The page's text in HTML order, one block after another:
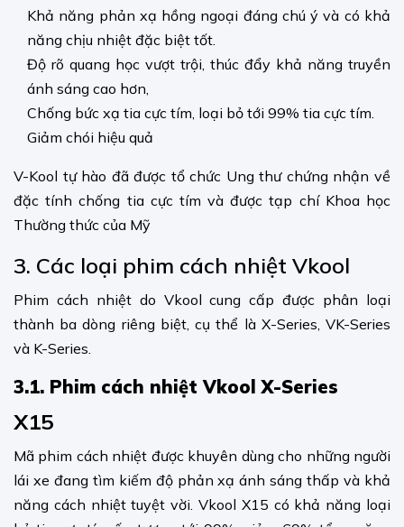
Khả năng phản xạ hồng ngoại đáng chú ý và có khả
năng chịu nhiệt đặc biệt tốt.
Độ rõ quang học vượt trội, thúc đẩy khả năng truyền
ánh sáng cao hơn,
Chống bức xạ tia cực tím, loại bỏ tới 99% tia cực tím.
Giảm chói hiệu quả
V-Kool tự hào đã được tổ chức Ung thư chứng nhận về
đặc tính chống tia cực tím và được tạp chí Khoa học
Thường thức của Mỹ
3. Các loại phim cách nhiệt Vkool
Phim cách nhiệt do Vkool cung cấp được phân loại
thành ba dòng riêng biệt, cụ thể là X-Series, VK-Series
và K-Series.
3.1. Phim cách nhiệt Vkool X-Series
X15
Mã phim cách nhiệt được khuyên dùng cho những người
lái xe đang tìm kiếm độ phản xạ ánh sáng thấp và khả
năng cách nhiệt tuyệt vời. Vkool X15 có khả năng loại